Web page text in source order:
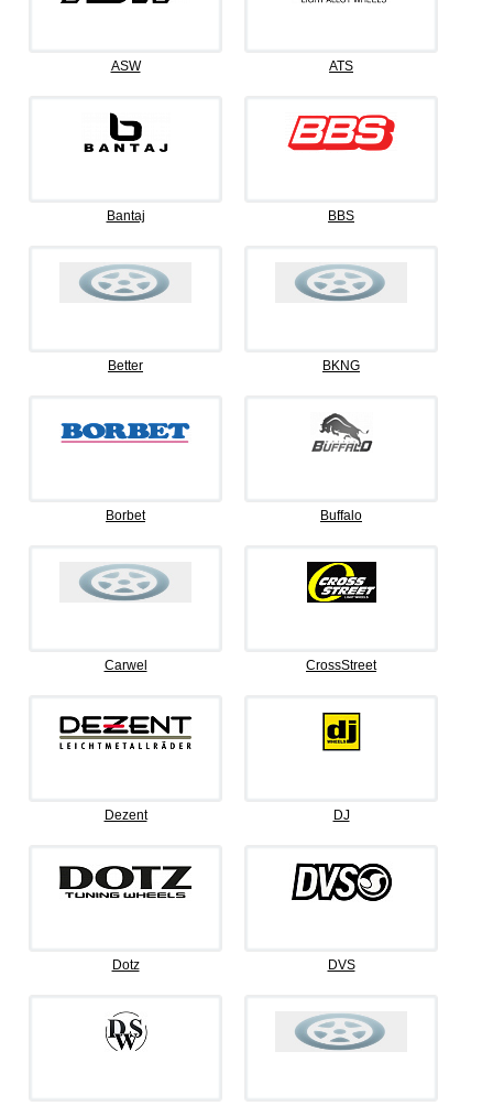
ASW ATS
Bantaj BBS
Better BKNG
Borbet Buffalo
Carwel CrossStreet
Dezent DJ
Dotz DVS